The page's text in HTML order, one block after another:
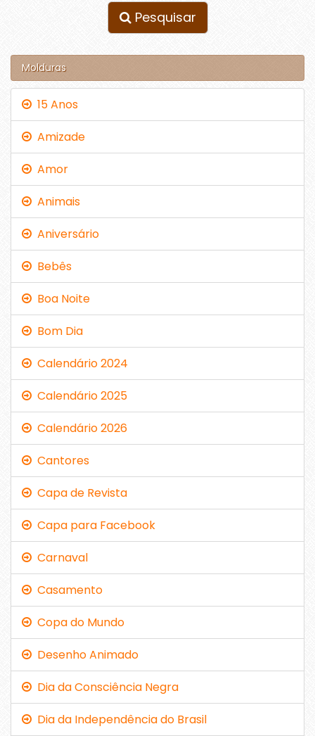
Pesquisar
Molduras
15 Anos
Amizade
Amor
Animais
Aniversário
Bebês
Boa Noite
Bom Dia
Calendário 2024
Calendário 2025
Calendário 2026
Cantores
Capa de Revista
Capa para Facebook
Carnaval
Casamento
Copa do Mundo
Desenho Animado
Dia da Consciência Negra
Dia da Independência do Brasil